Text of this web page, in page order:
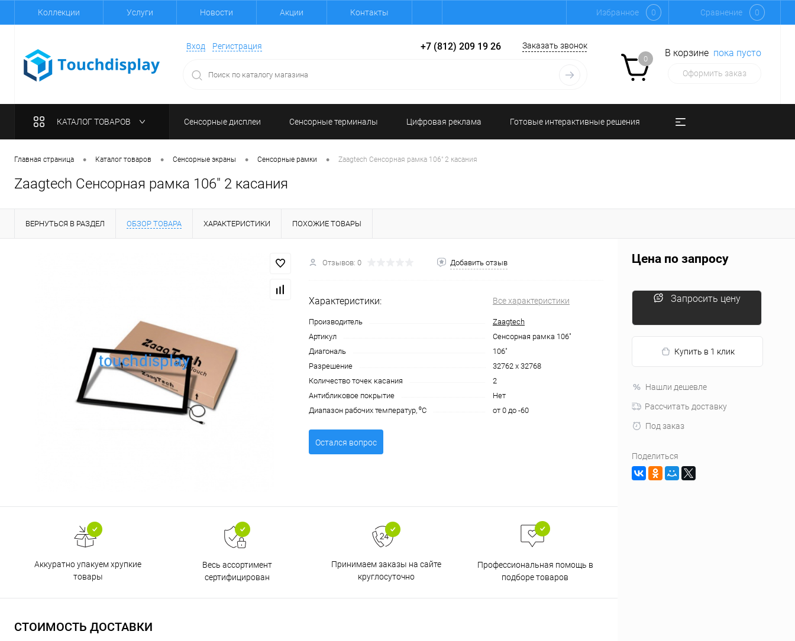
Коллекции Услуги Новости Акции Контакты Избранное 0 Сравнение 0
Вход Регистрация +7 (812) 209 19 26 Заказать звонок
0
В корзине пока пусто
Оформить заказ
КАТАЛОГ ТОВАРОВ Сенсорные дисплеи Сенсорные терминалы Цифровая реклама Готовые интерактивные решения
Главная страница • Каталог товаров • Сенсорные экраны • Сенсорные рамки • Zaagtech Сенсорная рамка 106" 2 касания
Zaagtech Сенсорная рамка 106" 2 касания
ВЕРНУТЬСЯ В РАЗДЕЛ ОБЗОР ТОВАРА ХАРАКТЕРИСТИКИ ПОХОЖИЕ ТОВАРЫ
Отзывов: 0 Добавить отзыв
Характеристики: Все характеристики
Производитель
Zaagtech
Артикул
Сенсорная рамка 106"
Диагональ
106"
Разрешение
32762 х 32768
Количество точек касания
2
Антибликовое покрытие
Нет
Диапазон рабочих температур, ⁰С
от 0 до -60
Остался вопрос
Аккуратно упакуем хрупкие
товары
Весь ассортимент
сертифицирован
Принимаем заказы на сайте
круглосуточно
Профессиональная помощь в
подборе товаров
СТОИМОСТЬ ДОСТАВКИ
Цена по запросу
Запросить цену
Купить в 1 клик
Нашли дешевле
Рассчитать доставку
Под заказ
Поделиться